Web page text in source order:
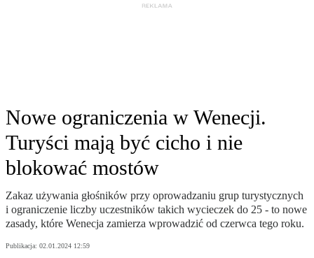
Nowe ograniczenia w Wenecji.
Turyści mają być cicho i nie
blokować mostów
Zakaz używania głośników przy oprowadzaniu grup turystycznych
i ograniczenie liczby uczestników takich wycieczek do 25 - to nowe
zasady, które Wenecja zamierza wprowadzić od czerwca tego roku.
Publikacja: 02.01.2024 12:59